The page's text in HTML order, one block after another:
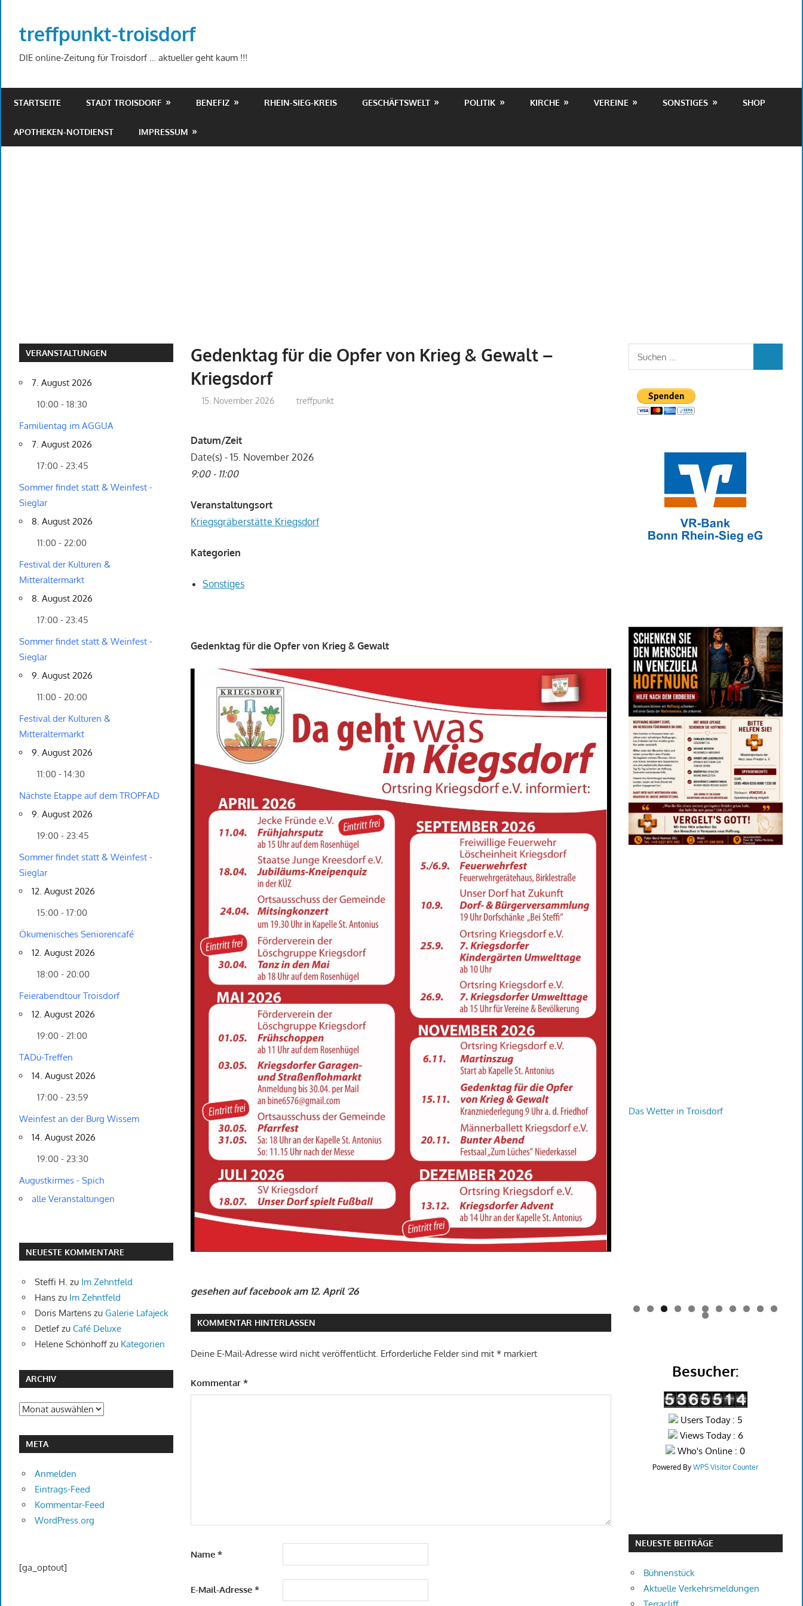
springen
treffpunkt-troisdorf
DIE online-Zeitung für Troisdorf … aktueller geht kaum !!!
STARTSEITE STADT TROISDORF BENEFIZ RHEIN-SIEG-KREIS GESCHÄFTSWELT POLITIK KIRCHE VEREINE SONSTIGES SHOP
APOTHEKEN-NOTDIENST IMPRESSUM
Gedenktag für die Opfer von Krieg & Gewalt –
Kriegsdorf
15. November 2026 treffpunkt
Datum/Zeit
Date(s) - 15. November 2026
9:00 - 11:00
Veranstaltungsort
Kriegsgräberstätte Kriegsdorf
Kategorien
Sonstiges
Gedenktag für die Opfer von Krieg & Gewalt
gesehen auf facebook am 12. April ’26
KOMMENTAR HINTERLASSEN
Deine E-Mail-Adresse wird nicht veröffentlicht. Erforderliche Felder sind mit* markiert
Kommentar*
Name*
E-Mail-Adresse*
VERANSTALTUNGEN
7. August 2026
10:00 - 18:30
Familientag im AGGUA
7. August 2026
17:00 - 23:45
Sommer findet statt & Weinfest -
Sieglar
8. August 2026
11:00 - 22:00
Festival der Kulturen &
Mitteraltermarkt
8. August 2026
17:00 - 23:45
Sommer findet statt & Weinfest -
Sieglar
9. August 2026
11:00 - 20:00
Festival der Kulturen &
Mitteraltermarkt
9. August 2026
11:00 - 14:30
Nächste Etappe auf dem TROPFAD
9. August 2026
19:00 - 23:45
Sommer findet statt & Weinfest -
Sieglar
12. August 2026
15:00 - 17:00
Ökumenisches Seniorencafé
12. August 2026
18:00 - 20:00
Feierabendtour Troisdorf
12. August 2026
19:00 - 21:00
TADü-Treffen
14. August 2026
17:00 - 23:59
Weinfest an der Burg Wissem
14. August 2026
19:00 - 23:30
Augustkirmes - Spich
alle Veranstaltungen
NEUESTE KOMMENTARE
Steffi H. zu Im Zehntfeld
Hanszu Im Zehntfeld
Doris Martenszu Galerie Lafajeck
Detlefzu Café Deluxe
Helene Schönhoffzu Kategorien
ARCHIV
Archiv
META
Anmelden
Eintrags-Feed
Kommentar-Feed
WordPress.org
[ga_optout]
Das Wetter in Troisdorf
0 1
2
Besucher:
Users Today : 5
Views Today : 6
Who's Online : 0
Powered ByWPS Visitor Counter
NEUESTE BEITRÄGE
Bühnenstück
Aktuelle Verkehrsmeldungen